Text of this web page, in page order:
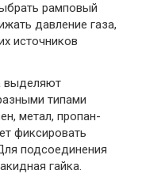
рамповый
давление газа,
источников
выделяют
типами
метал, пропан-
фиксировать
подсоединения
гайка.